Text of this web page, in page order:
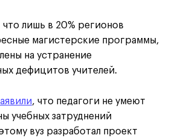
что лишь в 20% регионов
магистерские программы,
на устранение
дефицитов учителей.
, что педагоги не умеют
учебных затруднений
вуз разработал проект